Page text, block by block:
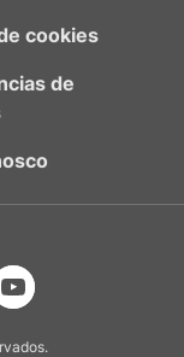
cookies
de